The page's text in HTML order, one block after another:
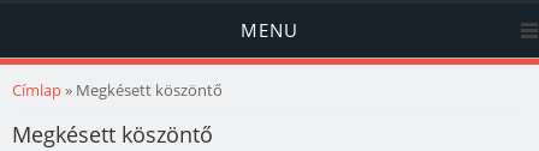
MENU
Jelenlegi hely
Címlap» Megkésett köszöntő
Megkésett köszöntő